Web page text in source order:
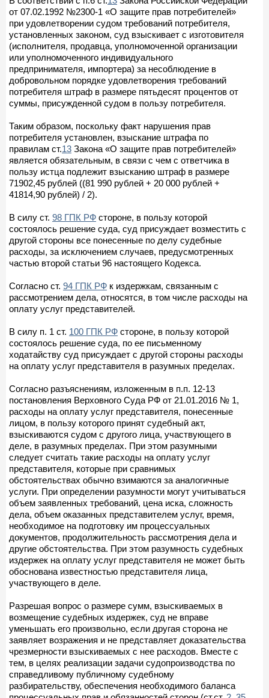
от 07.02.1992 №2300-1 «О защите прав потребителей»
при удовлетворении судом требований потребителя,
установленных законом, суд взыскивает с изготовителя
(исполнителя, продавца, уполномоченной организации
или уполномоченного индивидуального
предпринимателя, импортера) за несоблюдение в
добровольном порядке удовлетворения требований
потребителя штраф в размере пятьдесят процентов от
суммы, присужденной судом в пользу потребителя.
Таким образом, поскольку факт нарушения прав
потребителя установлен, взыскание штрафа по
правилам ст.13 Закона «О защите прав потребителей»
является обязательным, в связи с чем с ответчика в
пользу истца подлежит взысканию штраф в размере
71902,45 рублей ((81 990 рублей + 20 000 рублей +
41814,90 рублей) / 2).
В силу ст. 98 ГПК РФ стороне, в пользу которой
состоялось решение суда, суд присуждает возместить с
другой стороны все понесенные по делу судебные
расходы, за исключением случаев, предусмотренных
частью второй статьи 96 настоящего Кодекса.
Согласно ст. 94 ГПК РФ к издержкам, связанным с
рассмотрением дела, относятся, в том числе расходы на
оплату услуг представителей.
В силу п. 1 ст. 100 ГПК РФ стороне, в пользу которой
состоялось решение суда, по ее письменному
ходатайству суд присуждает с другой стороны расходы
на оплату услуг представителя в разумных пределах.
Согласно разъяснениям, изложенным в п.п. 12-13
постановления Верховного Суда РФ от 21.01.2016 № 1,
расходы на оплату услуг представителя, понесенные
лицом, в пользу которого принят судебный акт,
взыскиваются судом с другого лица, участвующего в
деле, в разумных пределах. При этом разумными
следует считать такие расходы на оплату услуг
представителя, которые при сравнимых
обстоятельствах обычно взимаются за аналогичные
услуги. При определении разумности могут учитываться
объем заявленных требований, цена иска, сложность
дела, объем оказанных представителем услуг, время,
необходимое на подготовку им процессуальных
документов, продолжительность рассмотрения дела и
другие обстоятельства. При этом разумность судебных
издержек на оплату услуг представителя не может быть
обоснована известностью представителя лица,
участвующего в деле.
Разрешая вопрос о размере сумм, взыскиваемых в
возмещение судебных издержек, суд не вправе
уменьшать его произвольно, если другая сторона не
заявляет возражения и не представляет доказательства
чрезмерности взыскиваемых с нее расходов. Вместе с
тем, в целях реализации задачи судопроизводства по
справедливому публичному судебному
разбирательству, обеспечения необходимого баланса